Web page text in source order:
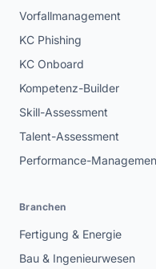
Vorfallmanagement
KC Phishing
KC Onboard
Kompetenz-Builder
Skill-Assessment
Talent-Assessment
Performance-
Branchen
Fertigung & Energie
Bau & Ingenieurwesen